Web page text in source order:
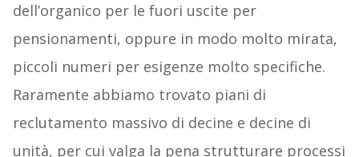
dell’organico per le fuori uscite per
pensionamenti, oppure in modo molto mirata,
piccoli numeri per esigenze molto specifiche.
Raramente abbiamo trovato piani di
reclutamento massivo di decine e decine di
unità, per cui valga la pena strutturare processi